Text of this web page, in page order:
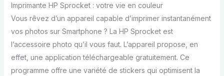
Imprimante HP Sprocket : votre vie en couleur
Vous rêvez d’un appareil capable d’imprimer instantanément
vos photos sur Smartphone ? La HP Sprocket est
l’accessoire photo qu’il vous faut. L’appareil propose, en
effet, une application téléchargeable gratuitement. Ce
programme offre une variété de stickers qui optimisent la